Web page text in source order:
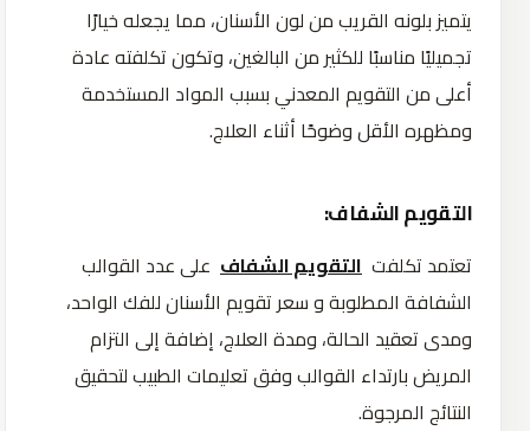
يتميز بلونه القريب من لون الأسنان، مما يجعله خيارًا
تجميليًا مناسبًا للكثير من البالغين، وتكون تكلفته عادة
أعلى من التقويم المعدني بسبب المواد المستخدمة
ومظهره الأقل وضوحًا أثناء العلاج.
التقويم الشفاف:
تعتمد تكلفت التقويم الشفاف على عدد القوالب
الشفافة المطلوبة و سعر تقويم الأسنان للفك الواحد،
ومدى تعقيد الحالة، ومدة العلاج، إضافة إلى التزام
المريض بارتداء القوالب وفق تعليمات الطبيب لتحقيق
النتائج المرجوة.